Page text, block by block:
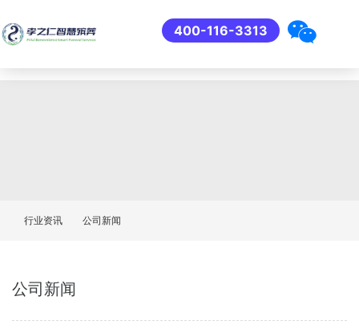
400-116-3313
行业资讯 公司新闻
公司新闻